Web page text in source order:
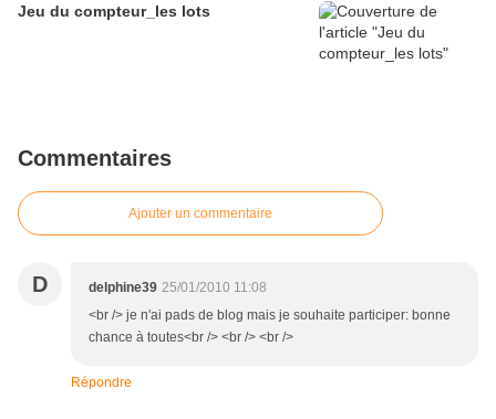
Jeu du compteur_les lots
Commentaires
Ajouter un commentaire
D delphine39 25/01/2010 11:08
<br /> je n'ai pads de blog mais je souhaite participer: bonne
chance à toutes<br /> <br /> <br />
Répondre